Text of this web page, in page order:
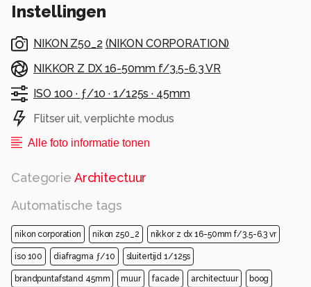
Groet Jos.
Alle rechten voorbehouden
Instellingen
NIKON Z50_2 (NIKON CORPORATION)
NIKKOR Z DX 16-50mm f/3.5-6.3 VR
ISO 100 · ƒ/10 · 1/125s · 45mm
Flitser uit, verplichte modus
Alle foto informatie tonen
Categorie Architectuur
Automatische tags
nikon corporation nikon z50_2 nikkor z dx 16-50mm f/3.5-6.3 vr
iso 100 diafragma ƒ/10 sluitertijd 1/125s
brandpuntafstand 45mm muur facade architectuur boog